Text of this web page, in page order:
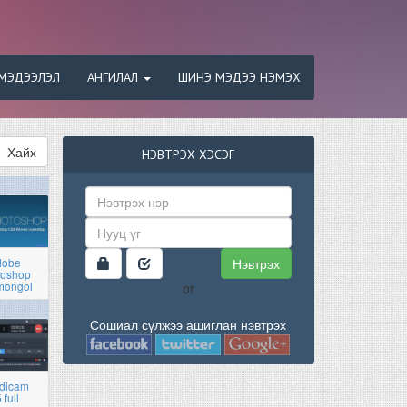
АНГИЛАЛ ШИНЭ МЭДЭЭ НЭМЭХ
Хайх
full
НЭВТРЭХ ХЭСЭГ
Нэвтрэх
or
Сошиал сүлжээ ашиглан нэвтрэх